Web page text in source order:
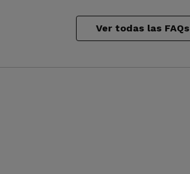
Ver todas las FAQs